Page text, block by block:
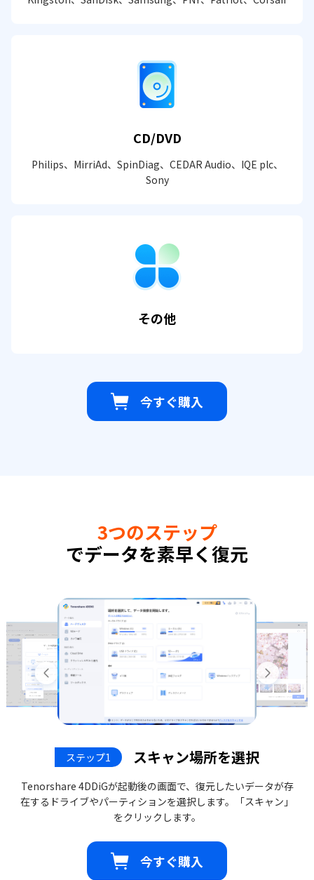
CD/DVD
Philips、MirriAd、SpinDiag、CEDAR Audio、IQE plc、
Sony
その他
今すぐ購入
3つのステップ
でデータを素早く復元
ステップ1 スキャン場所を選択
Tenorshare 4DDiGが起動後の画面で、復元したいデータが存
在するドライブやパーティションを選択します。「スキャン」
をクリックします。
今すぐ購入